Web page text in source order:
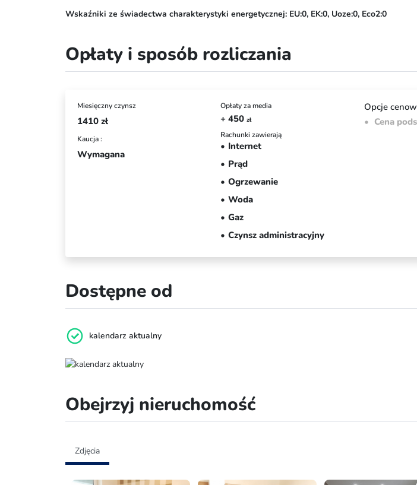
Wskaźniki ze świadectwa charakterystyki energetycznej: EU:0, EK:0, Uoze:0, Eco2:0
Opłaty i sposób rozliczania
Miesięczny czynsz
1410 zł
Kaucja :
Wymagana
Opłaty za media
+ 450zł
Rachunki zawierają
Internet
Prąd
Ogrzewanie
Woda
Gaz
Czynsz administracyjny
Opcje
Cena
Dostępne od
kalendarz aktualny
Obejrzyj nieruchomość
Zdjęcia